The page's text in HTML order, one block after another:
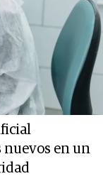
nuevos en un